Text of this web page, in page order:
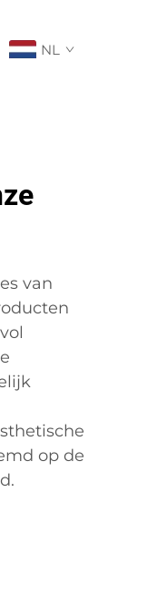
NL
van
op de